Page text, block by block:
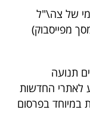
של צה\"ל
מפייסבוק)
תנועה
לאתרי החדשות
במיוחד בפרסום